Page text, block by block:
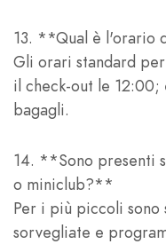
13. **Qual è l'orario
Gli orari standard
il check-out le
bagagli.
14. **Sono presenti
o miniclub?**
Per i più piccoli
sorvegliate e